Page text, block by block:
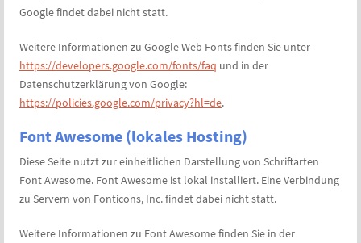
Google findet dabei nicht statt.
Weitere Informationen zu Google Web Fonts finden Sie unter
https://developers.google.com/fonts/faq und in der
Datenschutzerklärung von Google:
https://policies.google.com/privacy?hl=de.
Font Awesome (lokales Hosting)
Diese Seite nutzt zur einheitlichen Darstellung von Schriftarten
Font Awesome. Font Awesome ist lokal installiert. Eine Verbindung
zu Servern von Fonticons, Inc. findet dabei nicht statt.
Weitere Informationen zu Font Awesome finden Sie in der